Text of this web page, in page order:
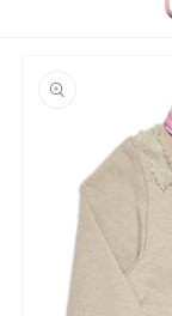
informations